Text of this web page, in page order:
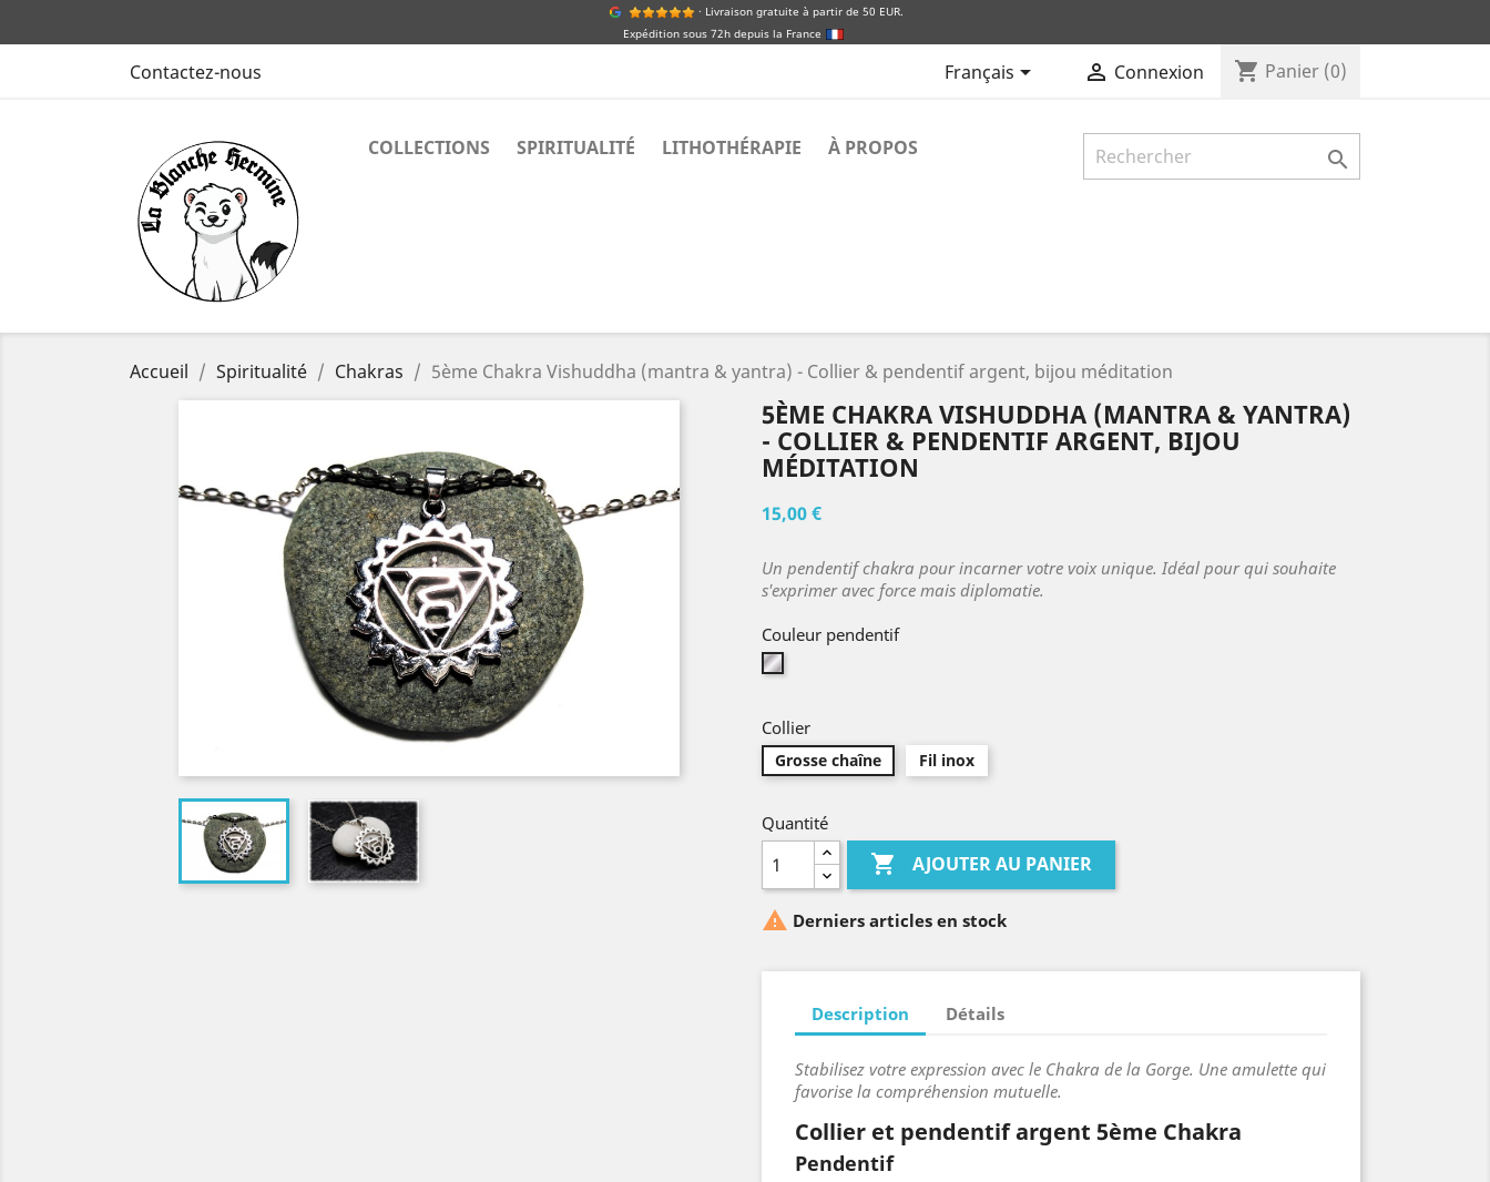
· Livraison gratuite à partir de 50 EUR.
Expédition sous 72h depuis la France
Contactez-nous Français  Connexion shopping_cart Panier (0)
COLLECTIONS SPIRITUALITÉ LITHOTHÉRAPIE À PROPOS 
Accueil Spiritualité Chakras 5ème Chakra Vishuddha (mantra & yantra) - Collier & pendentif argent, bijou méditation
5ÈME CHAKRA VISHUDDHA (MANTRA & YANTRA)
- COLLIER & PENDENTIF ARGENT, BIJOU
MÉDITATION
15,00 €
Un pendentif chakra pour incarner votre voix unique. Idéal pour qui souhaite
s'exprimer avec force mais diplomatie.
Couleur pendentif
Argent
Collier
Grosse chaîne Fil inox
Quantité
 AJOUTER AU PANIER
 Derniers articles en stock
Description Détails
Stabilisez votre expression avec le Chakra de la Gorge. Une amulette qui
favorise la compréhension mutuelle.
Collier et pendentif argent 5ème Chakra
Pendentif